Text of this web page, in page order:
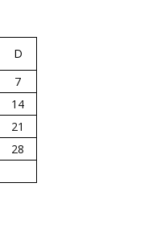
D
7
14
21
28